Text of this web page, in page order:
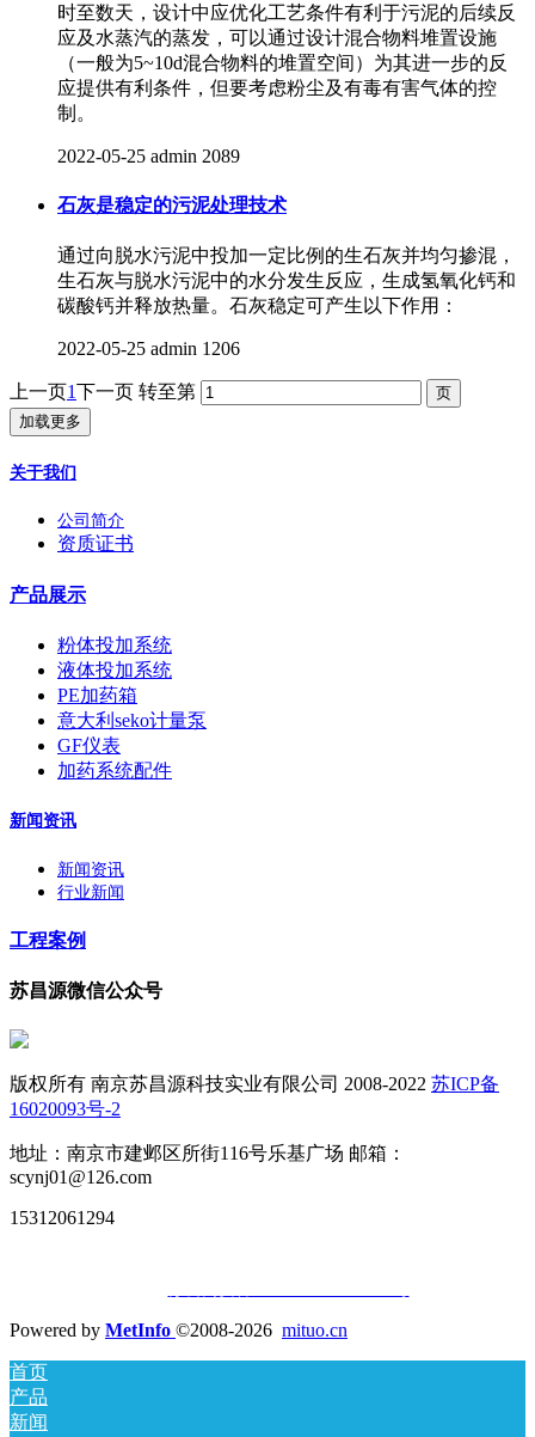
时至数天，设计中应优化工艺条件有利于污泥的后续反
应及水蒸汽的蒸发，可以通过设计混合物料堆置设施
（一般为5~10d混合物料的堆置空间）为其进一步的反
应提供有利条件，但要考虑粉尘及有毒有害气体的控
制。
2022-05-25 admin 2089
石灰是稳定的污泥处理技术
通过向脱水污泥中投加一定比例的生石灰并均匀掺混，
生石灰与脱水污泥中的水分发生反应，生成氢氧化钙和
碳酸钙并释放热量。石灰稳定可产生以下作用：
2022-05-25 admin 1206
上一页1下一页 转至第
加载更多
关于我们
公司简介
资质证书
产品展示
粉体投加系统
液体投加系统
PE加药箱
意大利seko计量泵
GF仪表
加药系统配件
新闻资讯
新闻资讯
行业新闻
工程案例
苏昌源微信公众号
版权所有 南京苏昌源科技实业有限公司 2008-2022 苏ICP备
16020093号-2
地址：南京市建邺区所街116号乐基广场 邮箱：
scynj01@126.com
15312061294
Powered by MetInfo ©2008-2026 mituo.cn
首页
产品
新闻